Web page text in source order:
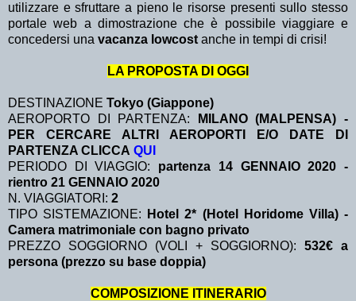
utilizzare e sfruttare a pieno le risorse presenti sullo stesso
portale web a dimostrazione che è possibile viaggiare e
concedersi una vacanza lowcost anche in tempi di crisi!
LA PROPOSTA DI OGGI
DESTINAZIONE Tokyo (Giappone)
AEROPORTO DI PARTENZA:
MILANO (MALPENSA) -
PER CERCARE ALTRI AEROPORTI E/O DATE DI
PARTENZA CLICCA QUI
PERIODO DI VIAGGIO: partenza 14 GENNAIO 2020 -
rientro 21 GENNAIO 2020
N. VIAGGIATORI: 2
TIPO SISTEMAZIONE:
Hotel 2* (Hotel Horidome Villa) -
Camera matrimoniale con bagno privato
PREZZO SOGGIORNO (VOLI + SOGGIORNO): 532€ a
persona (prezzo su base doppia)
COMPOSIZIONE ITINERARIO